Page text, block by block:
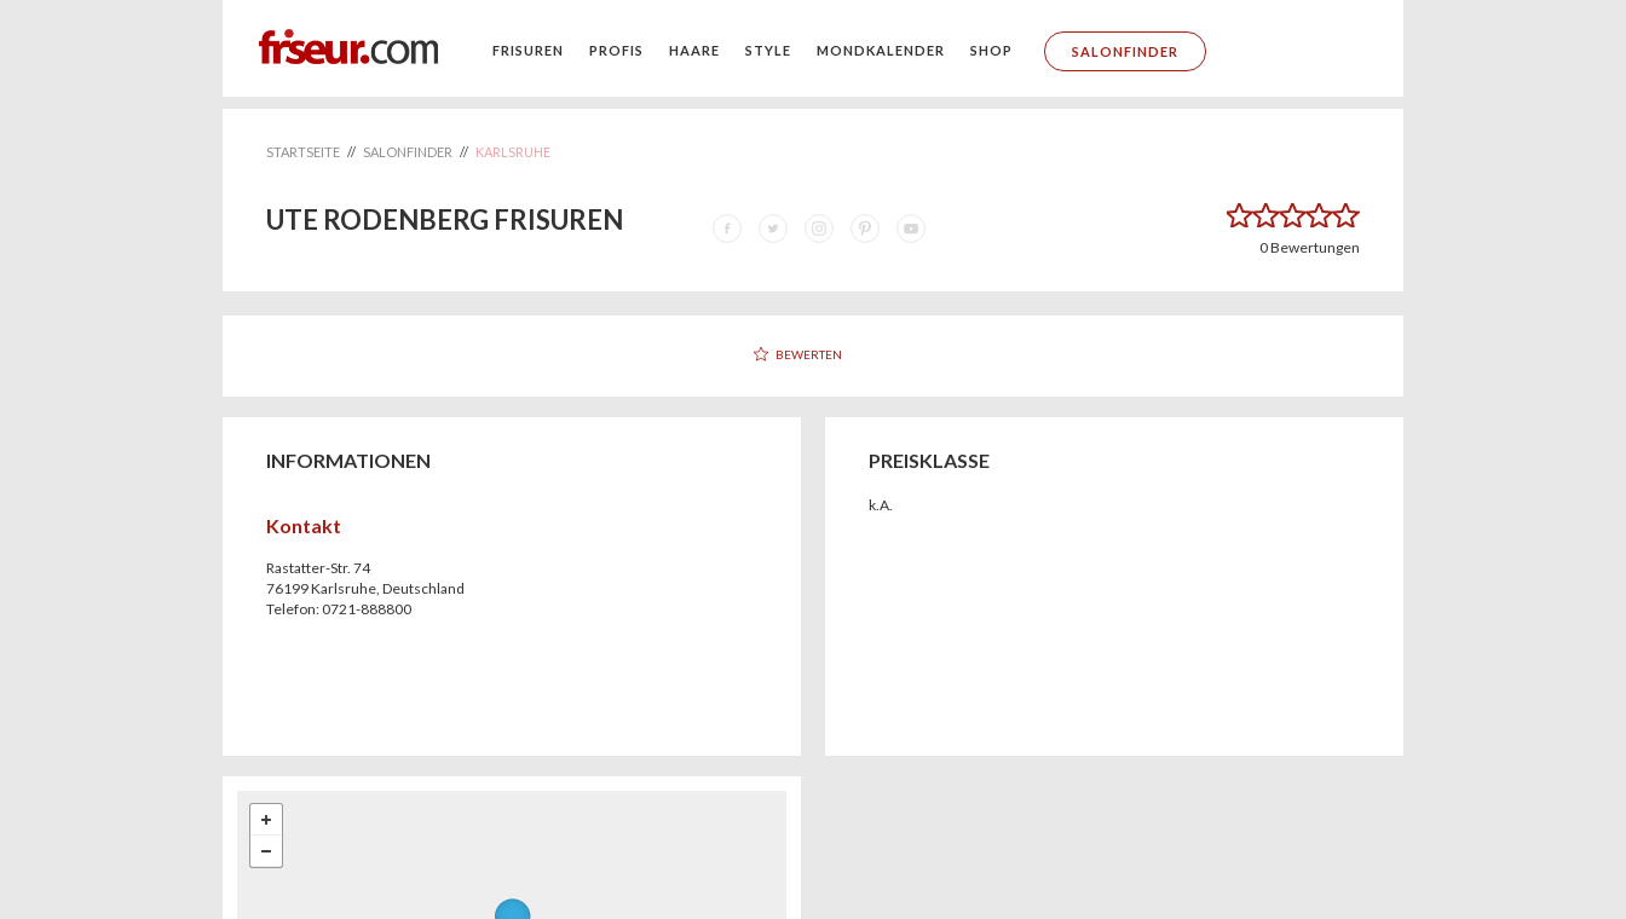
FRISUREN PROFIS HAARE STYLE MONDKALENDER SHOP SALONFINDER
STARTSEITE // SALONFINDER // KARLSRUHE
UTE RODENBERG FRISUREN
0Bewertungen
BEWERTEN
INFORMATIONEN
Kontakt
Rastatter-Str. 74
76199Karlsruhe, Deutschland
Telefon: 0721-888800
PREISKLASSE
k.A.